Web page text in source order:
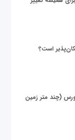
است؟
در متاورس (چند متر زمین